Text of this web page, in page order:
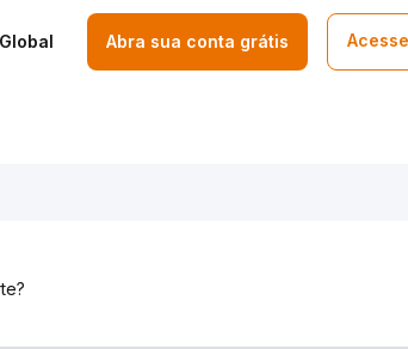
Abra sua conta grátis